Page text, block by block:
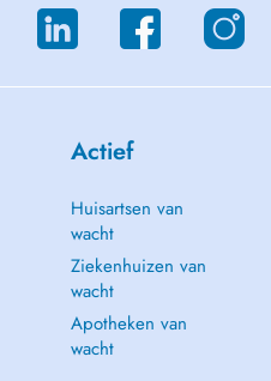
Actief
Huisartsen van
wacht
Ziekenhuizen van
wacht
Apotheken van
wacht